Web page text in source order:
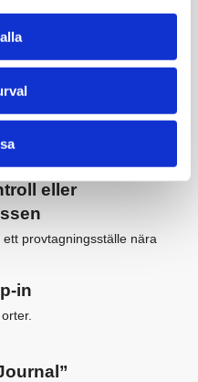
online
undersök om du är
eller
provtagningsställe nära
in